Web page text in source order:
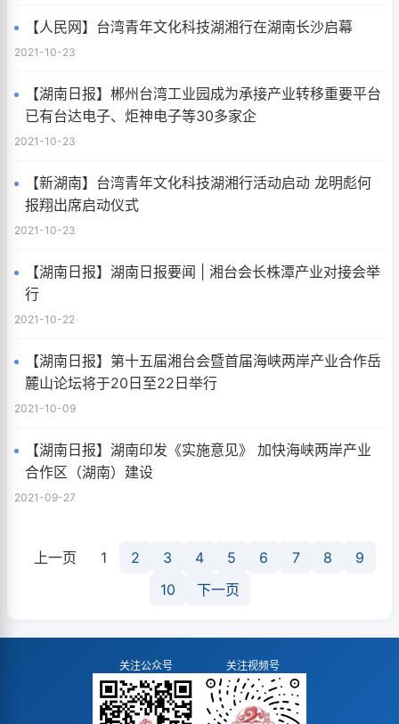
【人民网】台湾青年文化科技湖湘行在湖南长沙启幕
2021-10-23
【湖南日报】郴州台湾工业园成为承接产业转移重要平台
已有台达电子、炬神电子等30多家企
2021-10-23
【新湖南】台湾青年文化科技湖湘行活动启动 龙明彪何
报翔出席启动仪式
2021-10-23
【湖南日报】湖南日报要闻 | 湘台会长株潭产业对接会举
行
2021-10-22
【湖南日报】第十五届湘台会暨首届海峡两岸产业合作岳
麓山论坛将于20日至22日举行
2021-10-09
【湖南日报】湖南印发《实施意见》 加快海峡两岸产业
合作区（湖南）建设
2021-09-27
上一页 1 2 3 4 5 6 7 8
9
10
下一页
关注公众号 关注视频号